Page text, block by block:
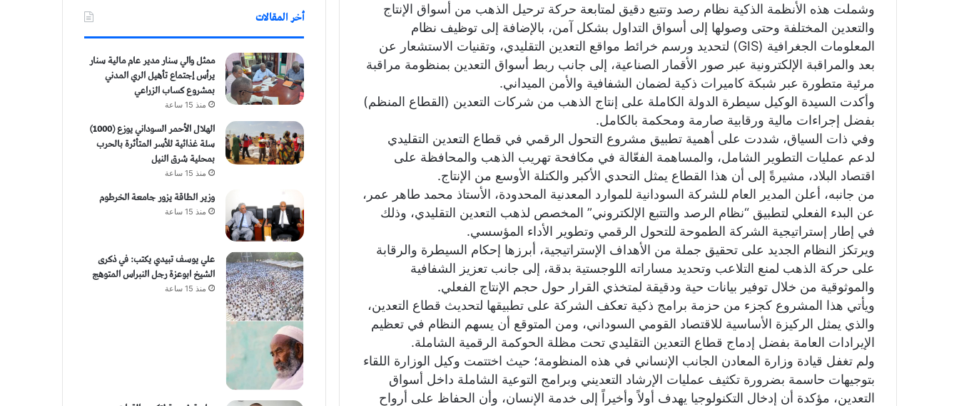
وشملت هذه الأنظمة الذكية نظام رصد وتتبع دقيق لمتابعة حركة ترحيل الذهب من أسواق الإنتاج
والتعدين المختلفة وحتى وصولها إلى أسواق التداول بشكل آمن، بالإضافة إلى توظيف نظام
المعلومات الجغرافية (GIS) لتحديد ورسم خرائط مواقع التعدين التقليدي، وتقنيات الاستشعار عن
بعد والمراقبة الإلكترونية عبر صور الأقمار الصناعية، إلى جانب ربط أسواق التعدين بمنظومة مراقبة
مرئية متطورة عبر شبكة كاميرات ذكية لضمان الشفافية والأمن الميداني.
وأكدت السيدة الوكيل سيطرة الدولة الكاملة على إنتاج الذهب من شركات التعدين (القطاع المنظم)
بفضل إجراءات مالية ورقابية صارمة ومحكمة بالكامل.
وفي ذات السياق، شددت على أهمية تطبيق مشروع التحول الرقمي في قطاع التعدين التقليدي
لدعم عمليات التطوير الشامل، والمساهمة الفعّالة في مكافحة تهريب الذهب والمحافظة على
اقتصاد البلاد، مشيرةً إلى أن هذا القطاع يمثل التحدي الأكبر والكتلة الأوسع من الإنتاج.
من جانبه، أعلن المدير العام للشركة السودانية للموارد المعدنية المحدودة، الأستاذ محمد طاهر عمر،
عن البدء الفعلي لتطبيق “نظام الرصد والتتبع الإلكتروني” المخصص لذهب التعدين التقليدي، وذلك
في إطار إستراتيجية الشركة الطموحة للتحول الرقمي وتطوير الأداء المؤسسي.
ويرتكز النظام الجديد على تحقيق جملة من الأهداف الإستراتيجية، أبرزها إحكام السيطرة والرقابة
على حركة الذهب لمنع التلاعب وتحديد مساراته اللوجستية بدقة، إلى جانب تعزيز الشفافية
والموثوقية من خلال توفير بيانات حية ودقيقة لمتخذي القرار حول حجم الإنتاج الفعلي.
ويأتي هذا المشروع كجزء من حزمة برامج ذكية تعكف الشركة على تطبيقها لتحديث قطاع التعدين،
والذي يمثل الركيزة الأساسية للاقتصاد القومي السوداني، ومن المتوقع أن يسهم النظام في تعظيم
الإيرادات العامة بفضل إدماج قطاع التعدين التقليدي تحت مظلة الحوكمة الرقمية الشاملة.
ولم تغفل قيادة وزارة المعادن الجانب الإنساني في هذه المنظومة؛ حيث اختتمت وكيل الوزارة اللقاء
بتوجيهات حاسمة بضرورة تكثيف عمليات الإرشاد التعديني وبرامج التوعية الشاملة داخل أسواق
التعدين، مؤكدة أن إدخال التكنولوجيا يهدف أولاً وأخيراً إلى خدمة الإنسان، وأن الحفاظ على أرواح
أخر المقالات
ممثل والي سنار مدير عام مالية سنار
يرأس إجتماع تأهيل الري المدني
بمشروع كساب الزراعي
منذ 15 ساعة
الهلال الأحمر السوداني يوزع (1000)
سلة غذائية للأسر المتأثرة بالحرب
بمحلية شرق النيل
منذ 15 ساعة
وزير الطاقة يزور جامعة الخرطوم
منذ 15 ساعة
علي يوسف تبيدي يكتب: في ذكرى
الشيخ ابوعزة رجل النبراس المتوهج
منذ 15 ساعة